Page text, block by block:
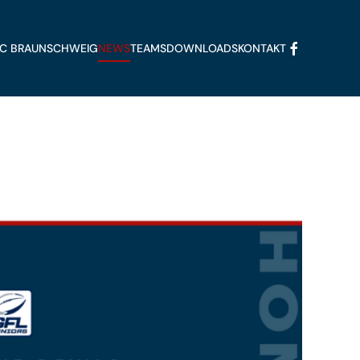
BRAUNSCHWEIGNEWSTEAMSDOWNLOADSKONTAKT